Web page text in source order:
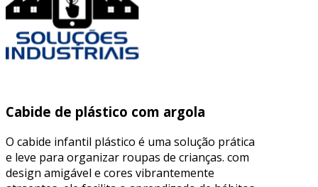
Cabide de plástico com argola
O cabide infantil plástico é uma solução prática
e leve para organizar roupas de crianças. com
design amigável e cores vibrantemente